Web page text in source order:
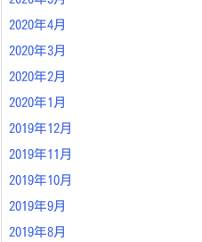
2020年4月
2020年3月
2020年2月
2020年1月
2019年12月
2019年11月
2019年10月
2019年9月
2019年8月